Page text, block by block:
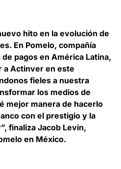
hito en la evolución de
En Pomelo, compañía
pagos en América Latina,
a Actinver en este
fieles a nuestra
los medios de
mejor manera de hacerlo
con el prestigio y la
finaliza Jacob Levin,
en México.